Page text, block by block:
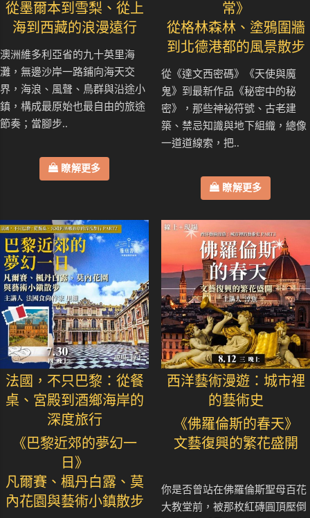
從墨爾本到雪梨、從上
海到西藏的浪漫遠行
澳洲維多利亞省的九十英里海
灘，無邊沙岸一路鋪向海天交
界，海浪、風聲、鳥群與沿途小
鎮，構成最原始也最自由的旅途
節奏；當腳步..
瞭解更多
常》
從格林森林、塗鴉圍牆
到北德港都的風景散步
從《達文西密碼》《天使與魔
鬼》到最新作品《秘密中的秘
密》，那些神祕符號、古老建
築、禁忌知識與地下組織，總像
一道道線索，把..
瞭解更多
法國，不只巴黎：從餐
桌、宮殿到酒鄉海岸的
深度旅行
《巴黎近郊的夢幻一
日》
凡爾賽、楓丹白露、莫
內花園與藝術小鎮散步
西洋藝術漫遊：城市裡
的藝術史
《佛羅倫斯的春天》
文藝復興的繁花盛開
你是否曾站在佛羅倫斯聖母百花
大教堂前，被那枚紅磚圓頂壓倒